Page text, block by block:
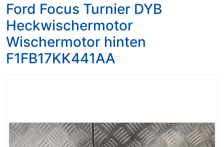
Ford Focus Turnier DYB
Heckwischermotor
Wischermotor hinten
F1FB17KK441AA